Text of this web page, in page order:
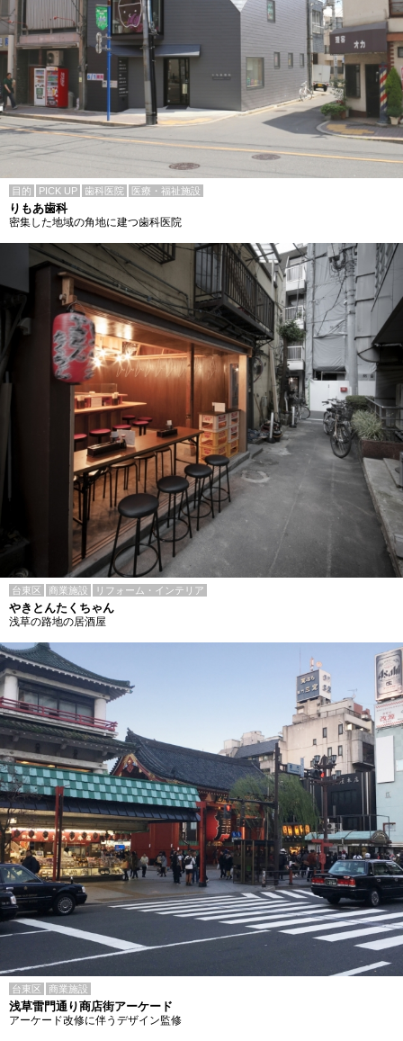
目的 PICK UP 歯科医院 医療・福祉施設
りもあ歯科
密集した地域の角地に建つ歯科医院
台東区 商業施設 リフォーム・インテリア
やきとんたくちゃん
浅草の路地の居酒屋
台東区 商業施設
浅草雷門通り商店街アーケード
アーケード改修に伴うデザイン監修